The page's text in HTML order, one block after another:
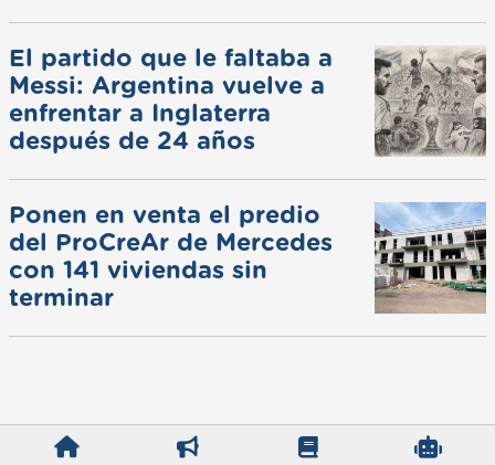
El partido que le faltaba a
Messi: Argentina vuelve a
enfrentar a Inglaterra
después de 24 años
Ponen en venta el predio
del ProCreAr de Mercedes
con 141 viviendas sin
terminar